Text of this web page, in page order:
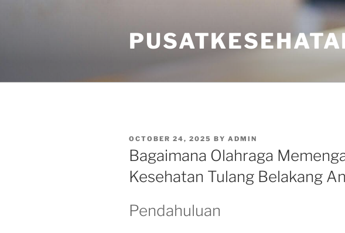
POSTED
ON
OCTOBER 24, 2025 BY ADMIN
Bagaimana Olahraga
Kesehatan Tulang Belakang
Pendahuluan